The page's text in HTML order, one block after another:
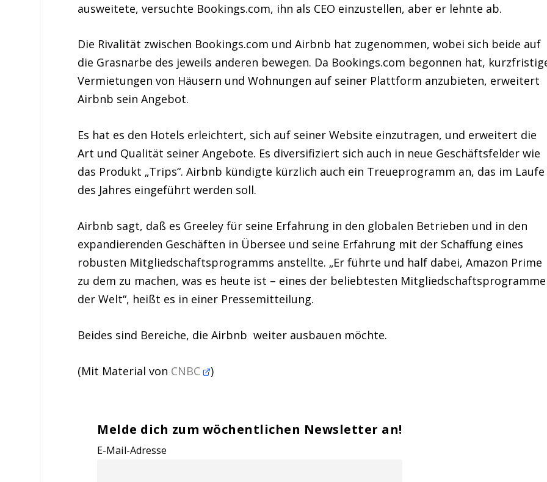
ausweitete, versuchte Bookings.com, ihn als CEO einzustellen, aber er lehnte ab.
Die Rivalität zwischen Bookings.com und Airbnb hat zugenommen, wobei sich beide auf
die Grasnarbe des jeweils anderen bewegen. Da Bookings.com begonnen hat,
Vermietungen von Häusern und Wohnungen auf seiner Plattform anzubieten, erweitert
Airbnb sein Angebot.
Es hat es den Hotels erleichtert, sich auf seiner Website einzutragen, und erweitert die
Art und Qualität seiner Angebote. Es diversifiziert sich auch in neue Geschäftsfelder wie
das Produkt „Trips“. Airbnb kündigte kürzlich auch ein Treueprogramm an, das im Laufe
des Jahres eingeführt werden soll.
Airbnb sagt, daß es Greeley für seine Erfahrung in den globalen Betrieben und in den
expandierenden Geschäften in Übersee und seine Erfahrung mit der Schaffung eines
robusten Mitgliedschaftsprogramms anstellte. „Er führte und half dabei, Amazon Prime
zu dem zu machen, was es heute ist – eines der beliebtesten Mitgliedschaftsprogramme
der Welt“, heißt es in einer Pressemitteilung.
Beides sind Bereiche, die Airbnb weiter ausbauen möchte.
(Mit Material von CNBC )
Melde dich zum wöchentlichen Newsletter an!
E-Mail-Adresse